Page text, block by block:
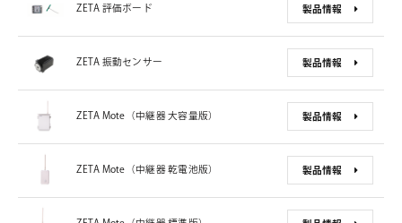
ZETA 評価ボード 製品情報
ZETA 振動センサー 製品情報
ZETA Mote（中継器 大容量版） 製品情報
ZETA Mote（中継器 乾電池版） 製品情報